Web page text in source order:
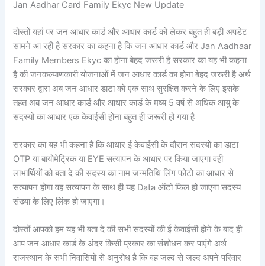
Jan Aadhar Card Family Ekyc New Update
दोस्तों यहां पर जन आधार कार्ड और आधार कार्ड को लेकर बहुत ही बड़ी अपडेट
सामने आ रही है सरकार का कहना है कि जन आधार कार्ड और Jan Aadhaar
Family Members Ekyc का होना बेहद जरूरी है सरकार का यह भी कहना
है की जनकल्याणकारी योजनाओं में जन आधार कार्ड का होना बेहद जरूरी है अर्थ
सरकार द्वारा अब जन आधार डाटा को एक साथ सुरक्षित करने के लिए इसके
तहत अब जन आधार कार्ड और आधार कार्ड के मध्य 5 वर्ष से अधिक आयु के
सदस्यों का आधार एक केवाईसी होना बहुत ही जरूरी हो गया है
सरकार का यह भी कहना है कि आधार ई केवाईसी के दौरान सदस्यों का डाटा
OTP या बायोमेट्रिक या EYE सत्यापन के आधार पर किया जाएगा वही
लाभार्थियों को बता दे की सदस्य का नाम जन्मतिथि लिंग फोटो का आधार से
सत्यापन होगा वह सत्यापन के साथ ही यह Data ऑटो फिल हो जाएगा सदस्य
संख्या के लिए लिंक हो जाएगा।
दोस्तों आपको हम यह भी बता दे की सभी सदस्यों की ई केवाईसी होने के बाद ही
आप जन आधार कार्ड के अंदर किसी प्रकार का संशोधन कर पाएंगे अर्थ
राजस्थान के सभी निवासियों से अनुरोध है कि वह जल्द से जल्द अपने परिवार